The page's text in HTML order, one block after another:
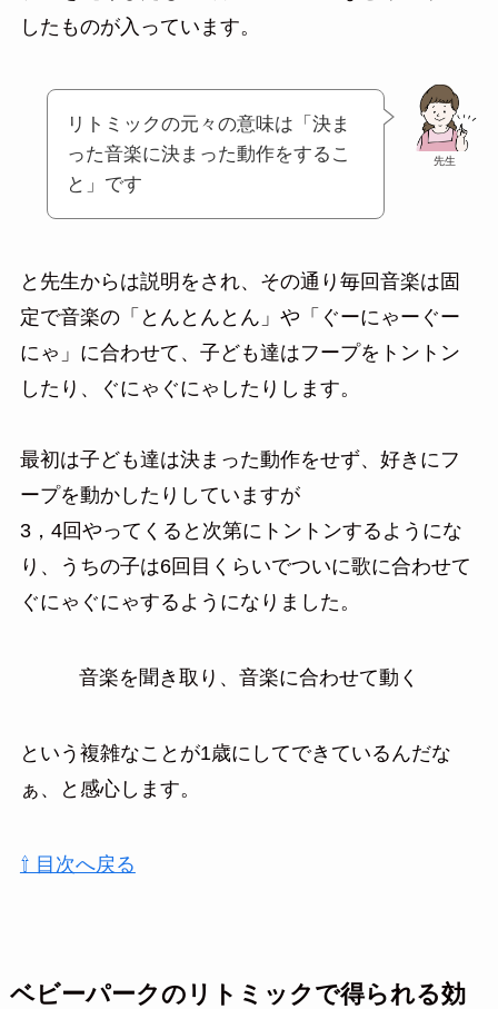
したものが入っています。
先生
リトミックの元々の意味は「決ま
った音楽に決まった動作をするこ
と」です
と先生からは説明をされ、その通り毎回音楽は固
定で音楽の「とんとんとん」や「ぐーにゃーぐー
にゃ」に合わせて、子ども達はフープをトントン
したり、ぐにゃぐにゃしたりします。
最初は子ども達は決まった動作をせず、好きにフ
ープを動かしたりしていますが
3，4回やってくると次第にトントンするようにな
り、うちの子は6回目くらいでついに歌に合わせて
ぐにゃぐにゃするようになりました。
音楽を聞き取り、音楽に合わせて動く
という複雑なことが1歳にしてできているんだな
ぁ、と感心します。
⇧ 目次へ戻る
ベビーパークのリトミックで得られる効